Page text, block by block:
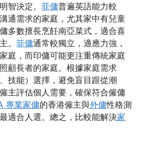
智決定。 菲傭普遍英語能力較
通需求的家庭，尤其家中有兒童
多數擅長烹飪南亞菜式，適合喜
。 菲傭通常較獨立，適應力強，
庭，而印傭可能更注重傳統家庭
顧長者的家庭。根據家庭需求
技能）選擇，避免盲目跟從潮
主評估個人需要，確保符合僱傭
專業家傭的香港僱主與外傭性格測
適合人選。總之，比較能解決家